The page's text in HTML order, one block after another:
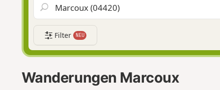
Filter NEU
Wanderungen Marcoux